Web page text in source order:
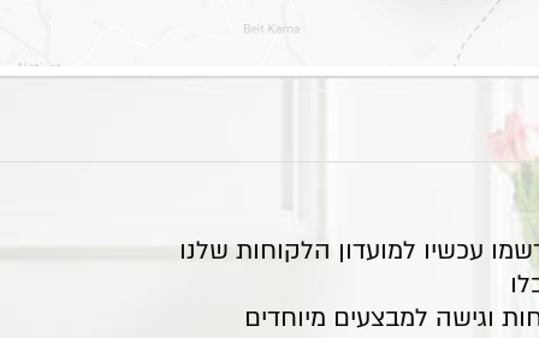
עכשיו למועדון הלקוחות שלנו
וגישה למבצעים מיוחדים